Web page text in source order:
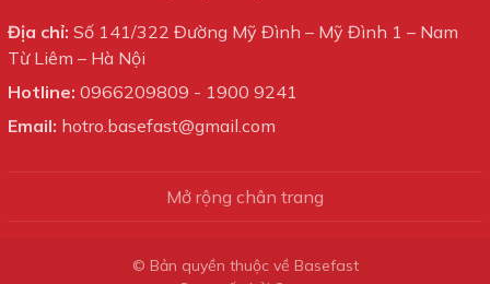
Địa chỉ: Số 141/322 Đường Mỹ Đình – Mỹ Đình 1 – Nam
Từ Liêm – Hà Nội
Hotline: 0966209809 - 1900 9241
Email: hotro.basefast@gmail.com
Mở rộng chân trang
© Bản quyền thuộc về Basefast